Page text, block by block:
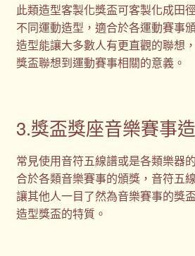
此類造型客製化獎盃可客製化成田
不同運動造型，適合於各運動賽事
造型能讓大多數人有更直觀的聯想
獎盃聯想到運動賽事相關的意義。
3.獎盃獎座音樂賽事
常見使用音符五線譜或是各類樂器
合於各類音樂賽事的頒獎，音符五
讓其他人一目了然為音樂賽事的獎
造型獎盃的特質。